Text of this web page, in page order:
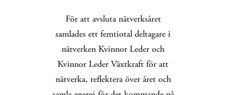
För att avsluta nätverksåret
samlades ett femtiotal deltagare i
nätverken Kvinnor Leder och
Kvinnor Leder Växtkraft för att
nätverka, reflektera över året och